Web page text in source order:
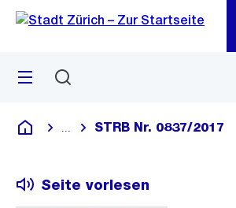
Navigation
Sprunglink
Menü
Deutsch
Blende alle Breadcrumbs ein
STRB Nr. 0837/2017
Seite vorlesen